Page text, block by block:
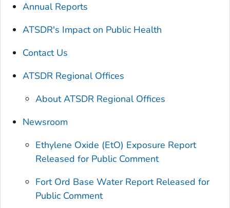
Annual Reports
ATSDR's Impact on Public Health
Contact Us
ATSDR Regional Offices
About ATSDR Regional Offices
Newsroom
Ethylene Oxide (EtO) Exposure Report
Released for Public Comment
Fort Ord Base Water Report Released for
Public Comment